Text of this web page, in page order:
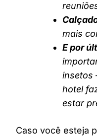
mais
E por
insetos
hotel
estar
Caso você esteja